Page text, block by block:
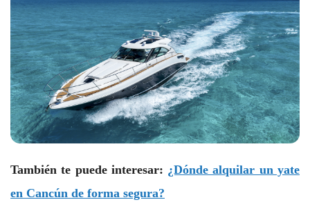
También te puede interesar: ¿Dónde alquilar un yate
en Cancún de forma segura?